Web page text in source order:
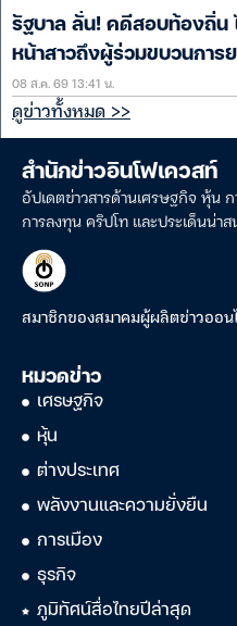
รัฐบาล ลั่น! คดีสอบท้องถิ่น
หน้าสาวถึงผู้ร่วมขบวนการ
08 ส.ค. 69 13:41 น.
ดูข่าวทั้งหมด >>
สำนักข่าวอินโฟเควสท์
อัปเดตข่าวสารด้านเศรษฐกิจ หุ้น ก
การลงทุน คริปโท และประเด็นน่าส
สมาชิกของสมาคมผู้ผลิตข่าวออน
หมวดข่าว
เศรษฐกิจ
หุ้น
ต่างประเทศ
พลังงานและความยั่งยืน
การเมือง
ธุรกิจ
ภูมิทัศน์สื่อไทยปีล่าสุด